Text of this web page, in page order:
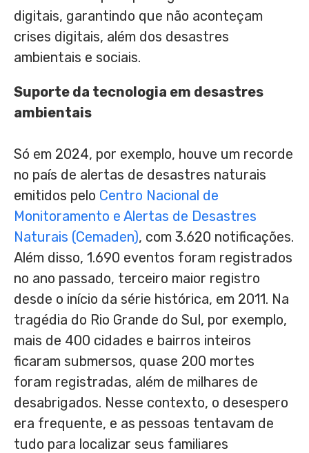
digitais, garantindo que não aconteçam
crises digitais, além dos desastres
ambientais e sociais.
Suporte da tecnologia em desastres
ambientais
Só em 2024, por exemplo, houve um recorde
no país de alertas de desastres naturais
emitidos pelo Centro Nacional de
Monitoramento e Alertas de Desastres
Naturais (Cemaden), com 3.620 notificações.
Além disso, 1.690 eventos foram registrados
no ano passado, terceiro maior registro
desde o início da série histórica, em 2011. Na
tragédia do Rio Grande do Sul, por exemplo,
mais de 400 cidades e bairros inteiros
ficaram submersos, quase 200 mortes
foram registradas, além de milhares de
desabrigados. Nesse contexto, o desespero
era frequente, e as pessoas tentavam de
tudo para localizar seus familiares